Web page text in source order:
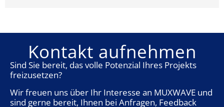
Kontakt aufnehmen
Sind Sie bereit, das volle Potenzial Ihres Projekts
freizusetzen?
Wir freuen uns über Ihr Interesse an MUXWAVE und
sind gerne bereit, Ihnen bei Anfragen, Feedback